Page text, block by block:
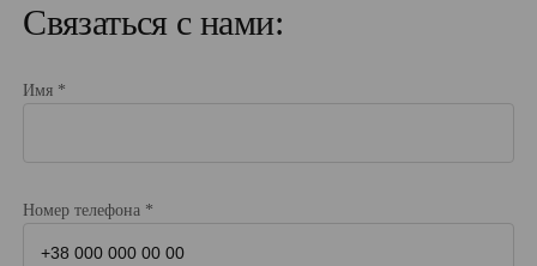
Связаться с нами:
Имя *
Номер телефона *